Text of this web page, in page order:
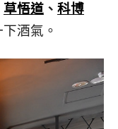
草悟道 、 科博
酒氣。